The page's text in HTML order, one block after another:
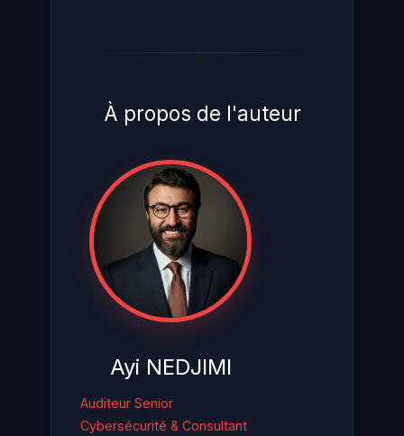
À propos de l'auteur
Ayi NEDJIMI
Auditeur Senior
Cybersécurité & Consultant